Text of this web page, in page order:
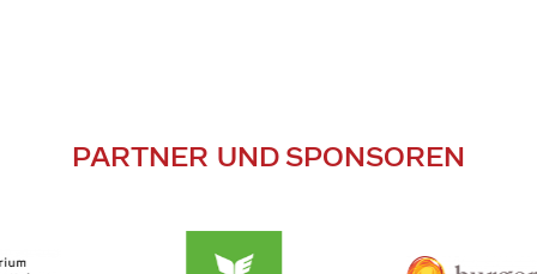
PARTNER UND SPONSOREN